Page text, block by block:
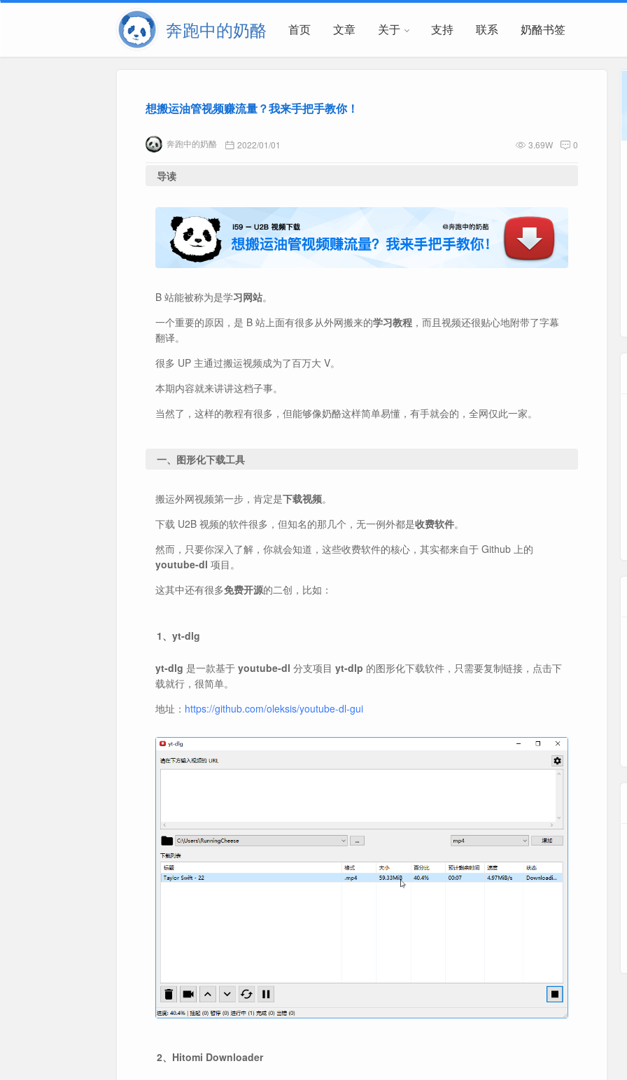
奔跑中的奶酪 首页 文章 关于 支持 联系 奶酪书签
想搬运油管视频赚流量？我来手把手教你！
奔跑中的奶酪 2022/01/01 3.69W 0
导读
B 站能被称为是学习网站。
一个重要的原因，是 B 站上面有很多从外网搬来的学习教程 ，而且视频还很贴心地附带了字幕
翻译。
很多 UP 主通过搬运视频成为了百万大 V。
本期内容就来讲讲这档子事。
当然了，这样的教程有很多，但能够像奶酪这样简单易懂，有手就会的，全网仅此一家。
一、图形化下载工具
搬运外网视频第一步，肯定是下载视频。
下载 U2B 视频的软件很多，但知名的那几个，无一例外都是收费软件。
然而，只要你深入了解，你就会知道，这些收费软件的核心，其实都来自于 Github 上的
youtube-dl 项目。
这其中还有很多免费开源的二创，比如：
1、yt-dlg
yt-dlg 是一款基于 youtube-dl 分支项目 yt-dlp 的图形化下载软件，只需要复制链接，点击下
载就行，很简单。
地址： https://github.com/oleksis/youtube-dl-gui
2、Hitomi Downloader